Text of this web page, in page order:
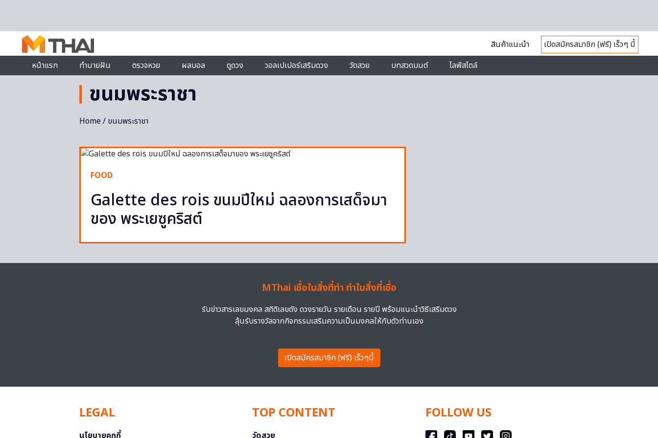
สินค้าแนะนำ
เปิดสมัครสมาชิก (ฟรี) เร็วๆ นี้
หน้าแรก
ทำนายฝัน ตรวจหวย ผลบอล ดูดวง วอลเปเปอร์เสริมดวง วัดสวย บทสวดมนต์ ไลฟ์สไตล์
ขนมพระราชา
Home/ ขนมพระราชา
FOOD
Galette des rois ขนมปีใหม่ ฉลองการเสด็จมา
ของ พระเยซูคริสต์
MThai เชื่อในสิ่งที่ทำ ทำในสิ่งที่เชื่อ
รับข่าวสารเลขมงคล สถิติเลขดัง ดวงรายวัน รายเดือน รายปี พร้อมแนะนำวิธีเสริมดวง
ลุ้นรับรางวัลจากกิจกรรมเสริมความเป็นมงคลให้กับตัวท่านเอง
เปิดสมัครสมาชิก (ฟรี) เร็วๆนี้
LEGAL
นโยบายคุกกี้
TOP CONTENT
วัดสวย
FOLLOW US